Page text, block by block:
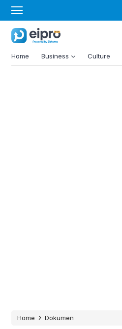
Home Business Culture
Home › Dokumen